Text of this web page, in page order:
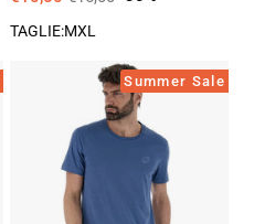
TAGLIE:MXL
T-
Shirt
Lotto
Uomo
Blu
Summer Sale